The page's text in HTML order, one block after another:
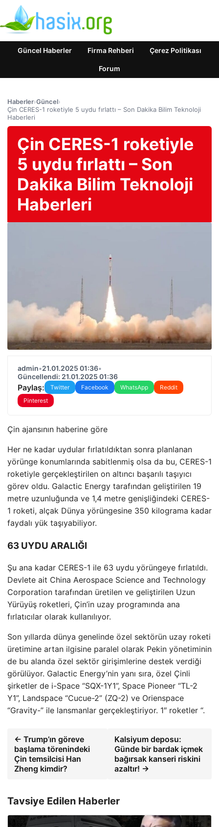
Güncel Haberler Firma Rehberi Çerez Politikası
Forum
Haberler›Güncel›
Çin CERES-1 roketiyle 5 uydu fırlattı – Son Dakika Bilim Teknoloji
Haberleri
Çin CERES-1 roketiyle
5 uydu fırlattı – Son
Dakika Bilim Teknoloji
Haberleri
admin•21.01.2025 01:36•
Güncellendi: 21.01.2025 01:36
Paylaş: Twitter Facebook WhatsApp
Reddit
Pinterest
Çin ajansının haberine göre
Her ne kadar uydular fırlatıldıktan sonra planlanan
yörünge konumlarında sabitlenmiş olsa da bu, CERES-1
roketiyle gerçekleştirilen on altıncı başarılı taşıyıcı
görev oldu. Galactic Energy tarafından geliştirilen 19
metre uzunluğunda ve 1,4 metre genişliğindeki CERES-
1 roketi, alçak Dünya yörüngesine 350 kilograma kadar
faydalı yük taşıyabiliyor.
63 UYDU ARALIĞI
Şu ana kadar CERES-1 ile 63 uydu yörüngeye fırlatıldı.
Devlete ait China Aerospace Science and Technology
Corporation tarafından üretilen ve geliştirilen Uzun
Yürüyüş roketleri, Çin’in uzay programında ana
fırlatıcılar olarak kullanılıyor.
Son yıllarda dünya genelinde özel sektörün uzay roketi
üretimine artan ilgisine paralel olarak Pekin yönetiminin
de bu alanda özel sektör girişimlerine destek verdiği
görülüyor. Galactic Energy’nin yanı sıra, özel Çinli
şirketler de i-Space “SQX-1Y1”, Space Pioneer “TL-2
Y1”, Landspace “Cucue-2” (ZQ-2) ve Orienspace
“Gravity-” ile lansmanlar gerçekleştiriyor. 1″ roketler “.
← Trump’ın göreve
başlama törenindeki
Çin temsilcisi Han
Zheng kimdir?
Kalsiyum deposu:
Günde bir bardak içmek
bağırsak kanseri riskini
azaltır! →
Tavsiye Edilen Haberler